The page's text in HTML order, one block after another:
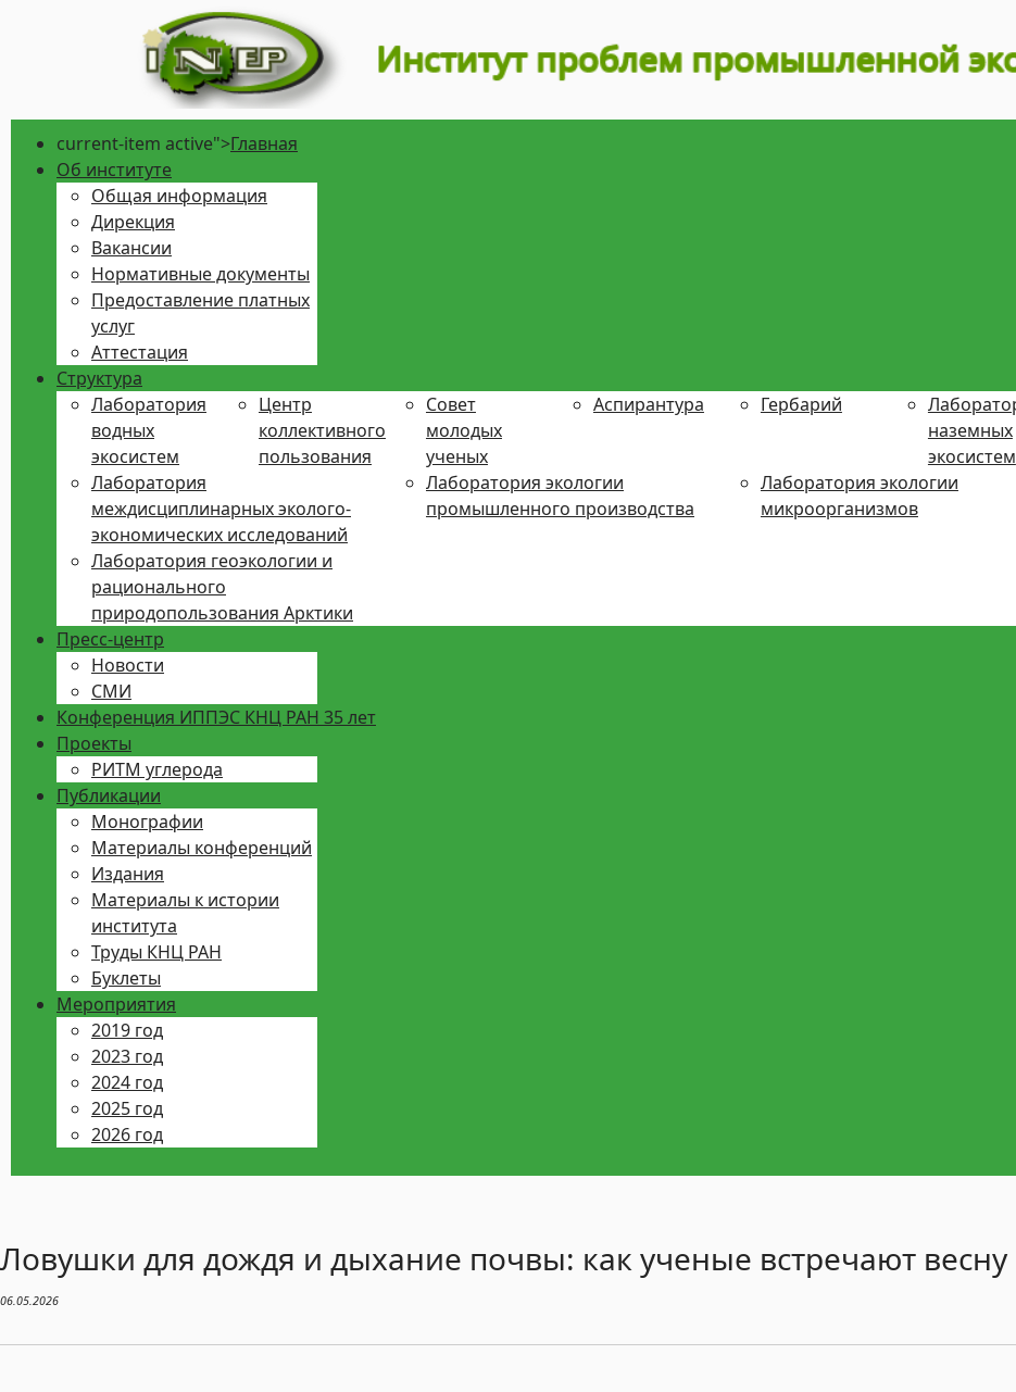
current-item active">Главная
Об институте
Общая информация
Дирекция
Вакансии
Нормативные документы
Предоставление платных
услуг
Аттестация
Структура
Лаборатория
водных
экосистем
Центр
коллективного
пользования
Совет
молодых
ученых
Аспирантура Гербарий
наземных
экосистем
Лаборатория
междисциплинарных эколого-
экономических исследований
Лаборатория экологии
промышленного производства
Лаборатория экологии
микроорганизмов
Лаборатория геоэкологии и
рационального
природопользования Арктики
Пресс-центр
Новости
СМИ
Конференция ИППЭС КНЦ РАН 35 лет
Проекты
РИТМ углерода
Публикации
Монографии
Материалы конференций
Издания
Материалы к истории
института
Труды КНЦ РАН
Буклеты
Мероприятия
2019 год
2023 год
2024 год
2025 год
2026 год
Ловушки для дождя и дыхание почвы: как ученые встречают весну
06.05.2026